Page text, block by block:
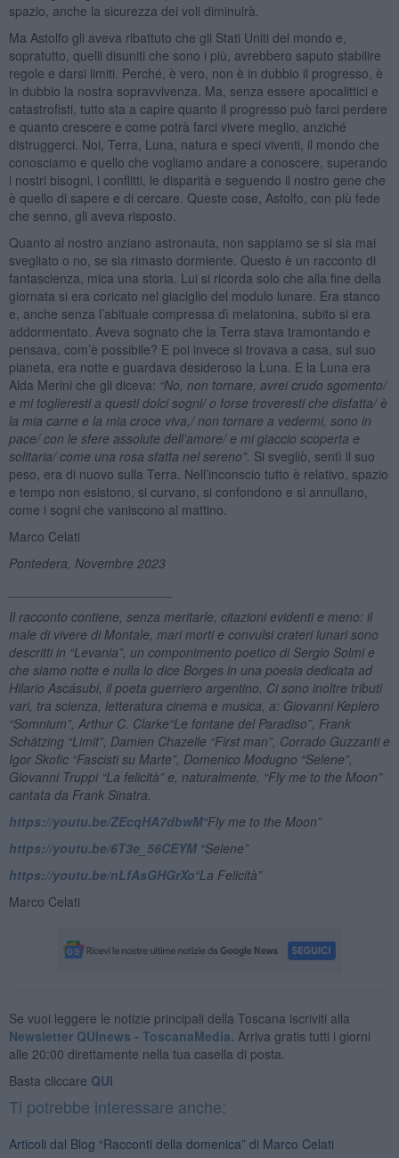
spazio, anche la sicurezza dei voli diminuirà.
Ma Astolfo gli aveva ribattuto che gli Stati Uniti del mondo e,
sopratutto, quelli disuniti che sono i più, avrebbero saputo stabilire
regole e darsi limiti. Perché, è vero, non è in dubbio il progresso, è
in dubbio la nostra sopravvivenza. Ma, senza essere apocalittici e
catastrofisti, tutto sta a capire quanto il progresso può farci perdere
e quanto crescere e come potrà farci vivere meglio, anziché
distruggerci. Noi, Terra, Luna, natura e speci viventi, il mondo che
conosciamo e quello che vogliamo andare a conoscere, superando
i nostri bisogni, i conflitti, le disparità e seguendo il nostro gene che
è quello di sapere e di cercare. Queste cose, Astolfo, con più fede
che senno, gli aveva risposto.
Quanto al nostro anziano astronauta, non sappiamo se si sia mai
svegliato o no, se sia rimasto dormiente. Questo è un racconto di
fantascienza, mica una storia. Lui si ricorda solo che alla fine della
giornata si era coricato nel giaciglio del modulo lunare. Era stanco
e, anche senza l’abituale compressa dì melatonina, subito si era
addormentato. Aveva sognato che la Terra stava tramontando e
pensava, com’è possibile? E poi invece si trovava a casa, sul suo
pianeta, era notte e guardava desideroso la Luna. E la Luna era
Alda Merini che gli diceva: “No, non tornare, avrei crudo sgomento/
e mi toglieresti a questi dolci sogni/ o forse troveresti che disfatta/ è
la mia carne e la mia croce viva,/ non tornare a vedermi, sono in
pace/ con le sfere assolute dell’amore/ e mi giaccio scoperta e
solitaria/ come una rosa sfatta nel sereno”. Si svegliò, sentì il suo
peso, era di nuovo sulla Terra. Nell’inconscio tutto è relativo, spazio
e tempo non esistono, si curvano, si confondono e si annullano,
come i sogni che vaniscono al mattino.
Marco Celati
Pontedera, Novembre 2023
Il racconto contiene, senza meritarle, citazioni evidenti e meno: il
male di vivere di Montale, mari morti e convulsi crateri lunari sono
descritti in “Levania”, un componimento poetico di Sergio Solmi e
che siamo notte e nulla lo dice Borges in una poesia dedicata ad
Hilario Ascásubi, il poeta guerriero argentino. Ci sono inoltre tributi
vari, tra scienza, letteratura cinema e musica a: Giovanni Keplero
“Somnium”, Arthur C. Clarke“Le fontane del Paradiso”, Frank
Schätzing “Limit”, Damien Chazelle “First man”, Corrado Guzzanti e
Igor Skofic “Fascisti su Marte”, Domenico Modugno “Selene”,
Giovanni Truppi “La felicità” e, naturalmente, “Fly me to the Moon”
cantata da Frank Sinatra.
https://youtu.be/ZEcqHA7dbwM“Fly me to the Moon”
https://youtu.be/6T3e_56CEYM“Selene”
https://youtu.be/nLfAsGHGrXo“La Felicità”
Marco Celati
Se vuoi leggere le notizie principali della Toscana iscriviti alla
Newsletter QUInews - ToscanaMedia. Arriva gratis tutti i giorni
alle 20:00 direttamente nella tua casella di posta.
Basta cliccare QUI
Ti potrebbe interessare anche:
Articoli dal Blog “Racconti della domenica” di Marco Celati